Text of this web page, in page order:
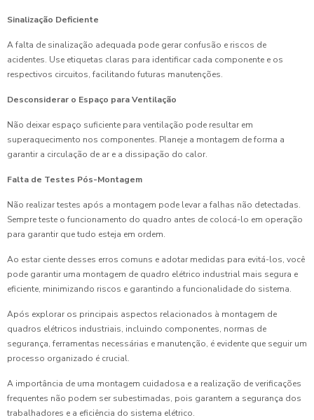
Sinalização Deficiente
A falta de sinalização adequada pode gerar confusão e riscos de
acidentes. Use etiquetas claras para identificar cada componente e os
respectivos circuitos, facilitando futuras manutenções.
Desconsiderar o Espaço para Ventilação
Não deixar espaço suficiente para ventilação pode resultar em
superaquecimento nos componentes. Planeje a montagem de forma a
garantir a circulação de ar e a dissipação do calor.
Falta de Testes Pós-Montagem
Não realizar testes após a montagem pode levar a falhas não detectadas.
Sempre teste o funcionamento do quadro antes de colocá-lo em operação
para garantir que tudo esteja em ordem.
Ao estar ciente desses erros comuns e adotar medidas para evitá-los, você
pode garantir uma montagem de quadro elétrico industrial mais segura e
eficiente, minimizando riscos e garantindo a funcionalidade do sistema.
Após explorar os principais aspectos relacionados à montagem de
quadros elétricos industriais, incluindo componentes, normas de
segurança, ferramentas necessárias e manutenção, é evidente que seguir um
processo organizado é crucial.
A importância de uma montagem cuidadosa e a realização de verificações
frequentes não podem ser subestimadas, pois garantem a segurança dos
trabalhadores e a eficiência do sistema elétrico.